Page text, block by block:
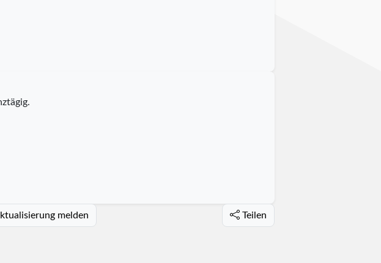
melden Teilen